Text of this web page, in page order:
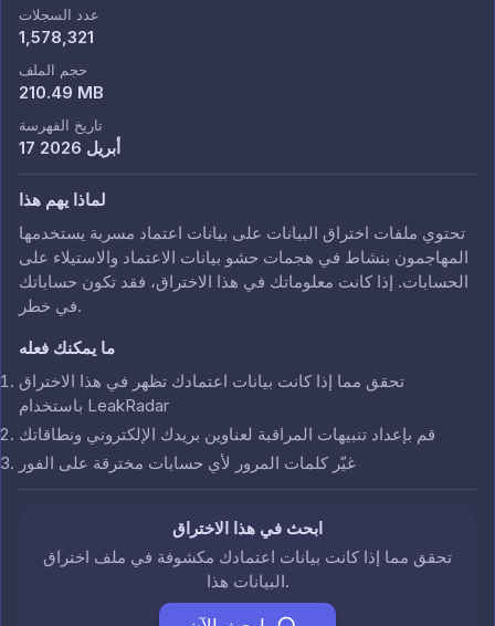
عدد السجلات
1,578,321
حجم الملف
210.49 MB
تاريخ الفهرسة
17 أبريل 2026
لماذا يهم هذا
تحتوي ملفات اختراق البيانات على بيانات اعتماد مسربة يستخدمها
المهاجمون بنشاط في هجمات حشو بيانات الاعتماد والاستيلاء على
الحسابات. إذا كانت معلوماتك في هذا الاختراق، فقد تكون حساباتك
في خطر.
ما يمكنك فعله
تحقق مما إذا كانت بيانات اعتمادك تظهر في هذا الاختراق
باستخدام LeakRadar
قم بإعداد تنبيهات المراقبة لعناوين بريدك الإلكتروني ونطاقاتك
غيّر كلمات المرور لأي حسابات مخترقة على الفور
ابحث في هذا الاختراق
تحقق مما إذا كانت بيانات اعتمادك مكشوفة في ملف اختراق
البيانات هذا.